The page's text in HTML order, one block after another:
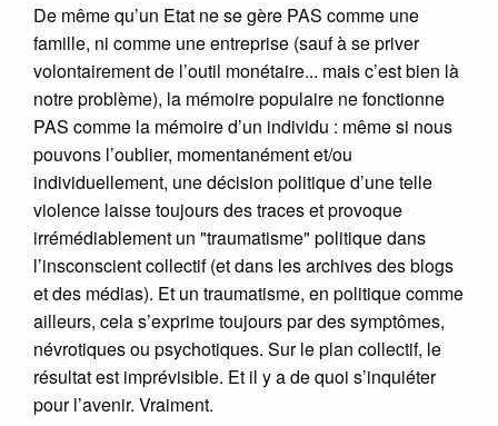
De même qu’un Etat ne se gère PAS comme une
famille, ni comme une entreprise (sauf à se priver
volontairement de l’outil monétaire... mais c’est bien là
notre problème), la mémoire populaire ne fonctionne
PAS comme la mémoire d’un individu : même si nous
pouvons l’oublier, momentanément et/ou
individuellement, une décision politique d’une telle
violence laisse toujours des traces et provoque
irrémédiablement un "traumatisme" politique dans
l’insconscient collectif (et dans les archives des blogs
et des médias). Et un traumatisme, en politique comme
ailleurs, cela s’exprime toujours par des symptômes,
névrotiques ou psychotiques. Sur le plan collectif, le
résultat est imprévisible. Et il y a de quoi s’inquiéter
pour l’avenir. Vraiment.